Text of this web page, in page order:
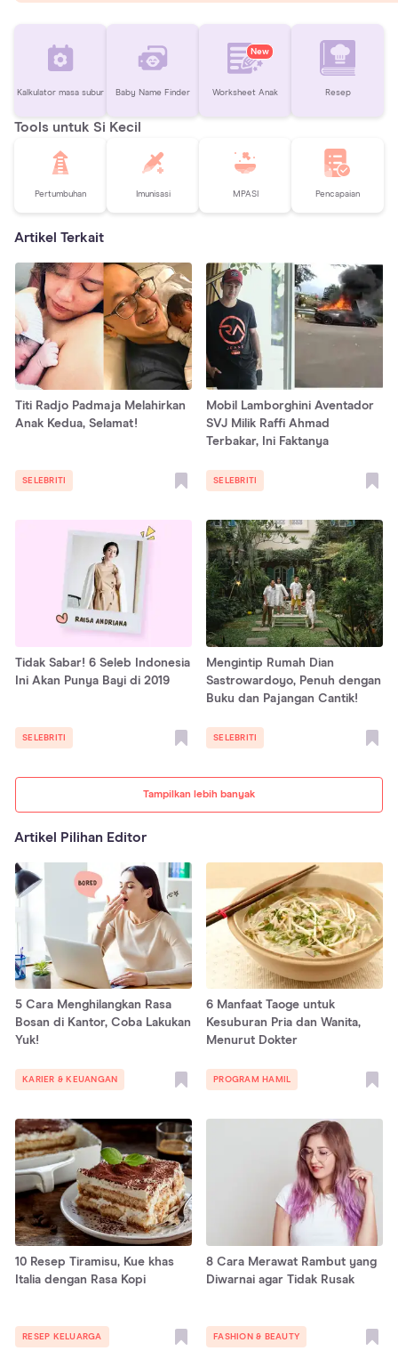
Kalkulator masa subur Baby Name Finder
New
Worksheet Anak Resep
Tools untuk Si Kecil
Pertumbuhan Imunisasi MPASI Pencapaian
Artikel Terkait
Tampilkan lebih banyak
Titi Radjo Padmaja Melahirkan
Anak Kedua, Selamat!
SELEBRITI
Mobil Lamborghini Aventador
SVJ Milik Raffi Ahmad
Terbakar, Ini Faktanya
SELEBRITI
Tidak Sabar! 6 Seleb Indonesia
Ini Akan Punya Bayi di 2019
SELEBRITI
Mengintip Rumah Dian
Sastrowardoyo, Penuh dengan
Buku dan Pajangan Cantik!
SELEBRITI
Artikel Pilihan Editor
5 Cara Menghilangkan Rasa
Bosan di Kantor, Coba Lakukan
Yuk!
KARIER & KEUANGAN
6 Manfaat Taoge untuk
Kesuburan Pria dan Wanita,
Menurut Dokter
PROGRAM HAMIL
10 Resep Tiramisu, Kue khas
Italia dengan Rasa Kopi
RESEP KELUARGA
8 Cara Merawat Rambut yang
Diwarnai agar Tidak Rusak
FASHION & BEAUTY